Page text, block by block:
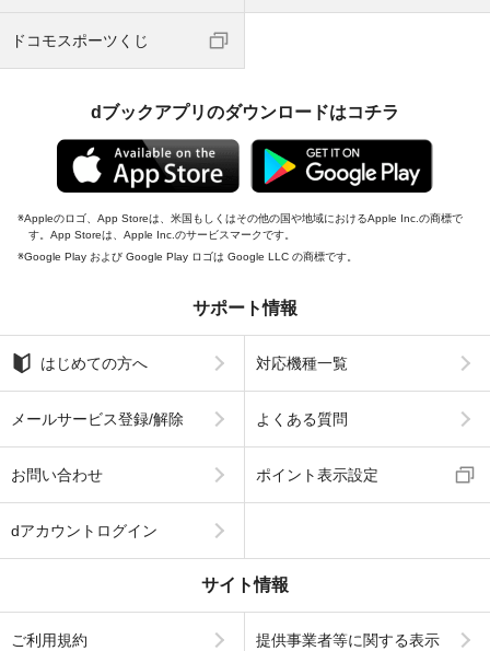
ドコモスポーツくじ
dブックアプリのダウンロードはコチラ
Appleのロゴ、App Storeは、米国もしくはその他の国や地域におけるApple Inc.の商標で
す。App Storeは、Apple Inc.のサービスマークです。
Google Play および Google Play ロゴは Google LLC の商標です。
サポート情報
はじめての方へ 対応機種一覧
メールサービス登録/解除 よくある質問
お問い合わせ ポイント表示設定
dアカウントログイン
サイト情報
ご利用規約 提供事業者等に関する表示